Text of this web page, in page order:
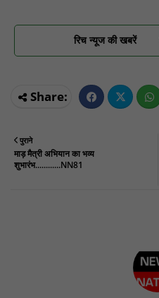
रिच न्यूज की खबरें
पुराने
माड़ मैत्री अभियान का भव्य
शुभारंभ............NN81